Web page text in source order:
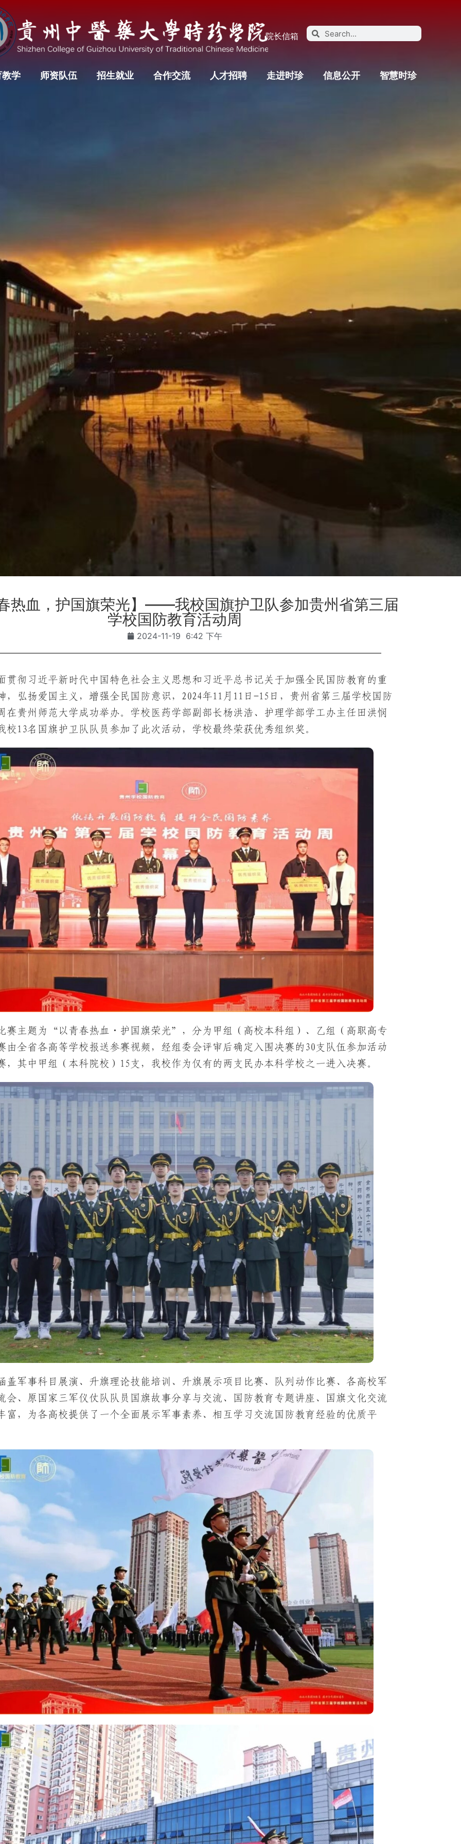
院长信箱
学 师资队伍 招生就业 合作交流 人才招聘 走进时珍 信息公开 智慧时珍
热血，护国旗荣光】——我校国旗护卫队参加贵州省第三届
学校国防教育活动周
2024-11-19 6:42 下午
贯彻习近平新时代中国特色社会主义思想和习近平总书记关于加强全民国防教育的重
，弘扬爱国主义，增强全民国防意识，2024年11月11日-15日，贵州省第三届学校国防
在贵州师范大学成功举办。学校医药学部副部长杨洪浩、护理学部学工办主任田洪悯
校13名国旗护卫队队员参加了此次活动，学校最终荣获优秀组织奖。
赛主题为“以青春热血 · 护国旗荣光”，分为甲组（高校本科组）、乙组（高职高专
由全省各高等学校报送参赛视频，经组委会评审后确定入围决赛的30支队伍参加活动
，其中甲组（本科院校）15支，我校作为仅有的两支民办本科学校之一进入决赛。
盖军事科目展演、升旗理论技能培训、升旗展示项目比赛、队列动作比赛、各高校军
会、原国家三军仪仗队队员国旗故事分享与交流、国防教育专题讲座、国旗文化交流
富，为各高校提供了一个全面展示军事素养、相互学习交流国防教育经验的优质平